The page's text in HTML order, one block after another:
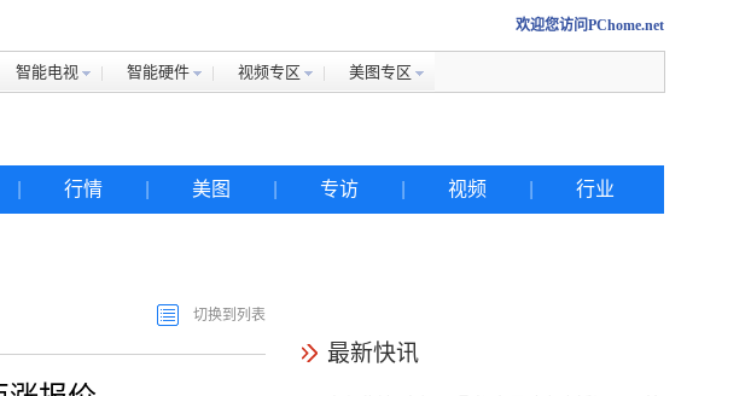
欢迎您访问PChome.net
智能电视 智能硬件 视频专区 美图专区
行情 美图 专访 视频 行业
切换到列表
最新快讯